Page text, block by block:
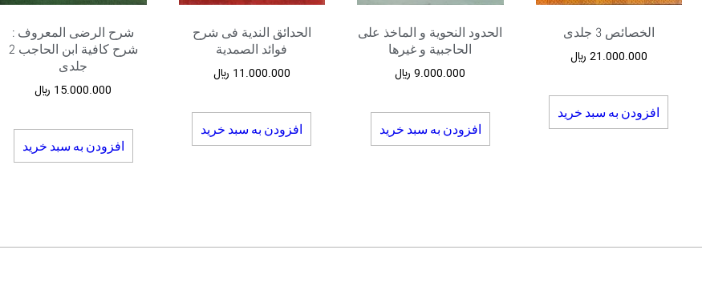
الخصائص 3 جلدی
21.000.000 ﷼
افزودن به سبد خرید
الحدود النحویة و الماخذ علی
الحاجبیة و غیرها
9.000.000 ﷼
افزودن به سبد خرید
الحدائق الندیة فی شرح
فوائد الصمدیة
11.000.000 ﷼
افزودن به سبد خرید
شرح الرضی المعروف :
شرح کافیة ابن الحاجب 2
جلدی
15.000.000 ﷼
افزودن به سبد خرید